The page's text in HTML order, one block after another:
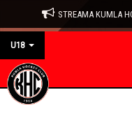
STREAMA KUMLA
U18
HEM